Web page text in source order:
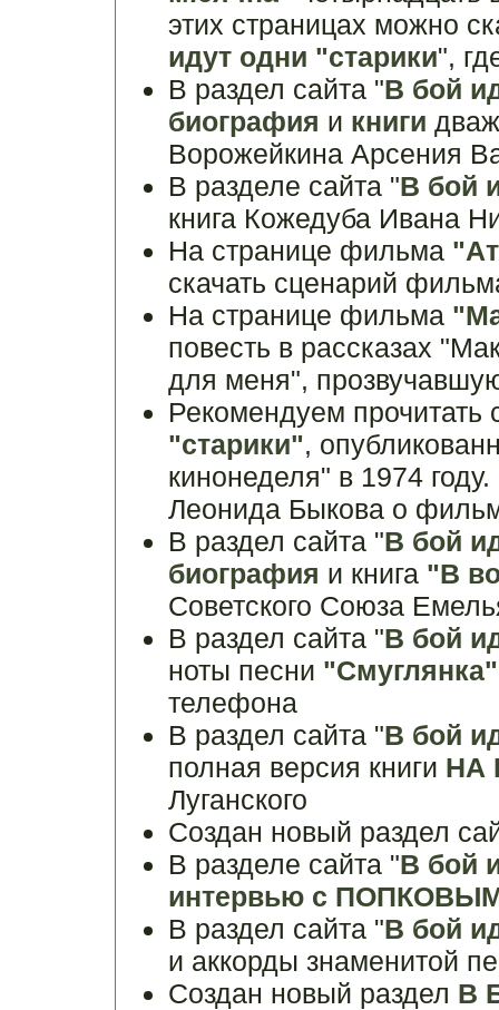
этих страницах можно
идут одни "старики",
В раздел сайта "В бой
биография и книги
Ворожейкина Арсения
В разделе сайта "В бой
книга Кожедуба Ивана
На странице фильма
скачать сценарий
На странице фильма
повесть в рассказах
для меня",
Рекомендуем прочитать
"старики",
кинонеделя" в 1974
Леонида Быкова о
В раздел сайта "В бой
биография и книга "В
Советского Союза
В раздел сайта "В бой
ноты песни "Смуглянка"
телефона
В раздел сайта "В бой
полная версия книги НА
Луганского
Создан новый раздел
В разделе сайта "В бой
интервью с
В раздел сайта "В бой
и аккорды знаменитой
Создан новый раздел В